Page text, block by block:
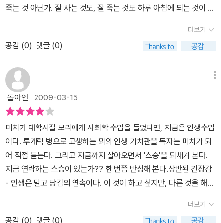
곱, 서른, 마흔은 더 좋을 것 같아. 젊음이 처참하고 혹독하다고 말해
준 어른은 모리, 당신이 처음이야.-만일 저 꼭대기에 있는 사람들에게
뽐내려고 애쓰는 중이라면 관두게. 어쨌든 그들은 자네를 멸시할거
들은 자네를 질투하기만 할 테니까. 어느 계층에 속하느냐로는 해결
이 되지 않아. 열린 마음만이 자네를 모든 사람 사이에서 동등하게 해
줄 걸세dalha says : 알아요, 나도 알아요. 하지만... 누군가와 나를
비교하지 않고, 견주지 않고 지금 자리에서 만족하고 마음을 연다는
건 정말 너무 힘들어 ㅠㅠ-온전히 함께하는 시간이 있다고 믿네. 그것
은 함께 있는 사람과 정말로 '함께' 있는 것을 뜻해. 지금 자네와 이야
기를 하고 있을 땐, 난 계속 우리 사이에 일어나는 일에만 신경을 쓰려
고 애쓰네.dalha says : 어떻게 하면 집중할 수 있는거지? 난 늘 집
중하지 못하고 난 늘 믿지 못하는데... 정말로 '함께' 있는다는 것, '몰
리가 하지 않은 일들에 대해서 용서해야 하네. 했어야 했는데 하지 않
은 일에 대해서. 일이 이러저러하게 되지 않았다고 탓할 수만은 없지.
던 느낌은 아직 남아 있다. 아마도 그 해 가을도 올 가을 처럼 비움을
체감했던가 보다. 알 수 없지만,내가 비움의 덧없음을 탄식하던 그때,
이 책은 ‘그 비움은 버림이 아니라 나눔’이라는 것을 알려주었다. 책장
이다. 가을 빗소리가 책장 넘기는 소리에 젖어들었다. 꽤 유명한 스포
츠 칼럼리스트로 활동하던 사내 미치 앨봄은 어느 날 한 TV 프로그램
에서 낯익은 모습의 노인의 인터뷰를 보게 된다. 그는 자신의 코치(그
는 교수를 그렇게 불렀다)인 모리 슈워츠Morrie Schwarts 였다. 모
리 코치는 근위축성측삭경화증, 루게릭병으로 잘 알려진 병에 걸려있
었다. TV를 통해 본 코치의 얼굴은 마지막으로 본 지 16년 만이었다.
대학시절 많은 남다른 가르침과 사랑을 전해줬던 코치와 16년 동안
연락을 하지 않고 지낸 것이다. 미치는 그에게 전화를 걸었다.“모리
교수님, 저 미치 앨봄입니다. 1970년대에 선생님 제자였습니다. 아
부르지 않아, 인석아?”한 통의 전화로 미치Mitch Albom는 교수를
다시 만나게 되고, 그 후 매 주 화요일마다 투병중인 모리교수를 찾게
죽는 것 아닌가. 잘 사는 것도, 잘 죽는 것도 하루 아침에 되는 것이 아
무 뒤늦게 죽음에 대해 생각하기 시작했다.그러나 모리는너무 늦은
건 없다고 충고한다.하지만 때로는 조금만 더 일찍 알았더라면 하는
아쉬움은 있다.모리는 그런 아쉬움 마저 모두 내려 놓으라고 한다.이
루지 못한 것, 하지 않은 것에 대한 안타까움도 모두.아쉬움, 안타까움
이런 것은 결국 잘 죽는 것을 방해한다.마음을 비워야 죽음을 평화롭
게 받아 들일 수 있다.나도 모리처럼 잘 죽는 법에 대한 아포리즘을 준
비해야 하겠다.잘 죽기 위해 어떻게 하면 잘 살 수 있는지 나만의 이야
기를 하나 하나 정리하면서 죽음을 맞을 준비를 해야 겠다.
더보기
공감 (0) 댓글 (0)
돌아언 2009-03-15
미치가 대학시절 모리에게 사회학 수업을 들었다면, 지금은 인생수업
이다. 루게릭 병으로 고생하는 뫼의 인생 가치관을 독자는 미치가 되
어 직접 듣는다. 그리고 지금까지 살아오면서 '스승'을 되새겨 본다.
지금 연락하는 스승이 있는가?? 한 번쯤 반성해 본다.상반된 긴장감
- 인생은 밀고 당김의 연속이다. 이 것이 하고 싶지만, 다른 것을 해야
만 대부분 엉뚱한 것을 쫒고 있다. 의미 있는 인생을 살기 위해서는 자
더보기
공감 (0) 댓글 (0)